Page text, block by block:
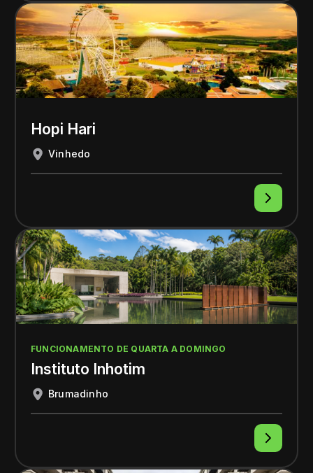
Hopi Hari
Vinhedo
FUNCIONAMENTO DE QUARTA A DOMINGO
Instituto Inhotim
Brumadinho